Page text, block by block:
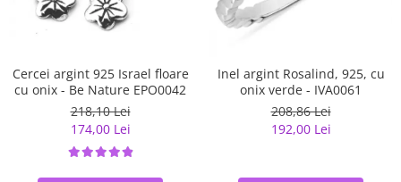
Cercei argint 925 Israel floare
cu onix - Be Nature EPO0042
218,10 Lei
174,00 Lei
Inel argint Rosalind, 925, cu
onix verde - IVA0061
208,86 Lei
192,00 Lei